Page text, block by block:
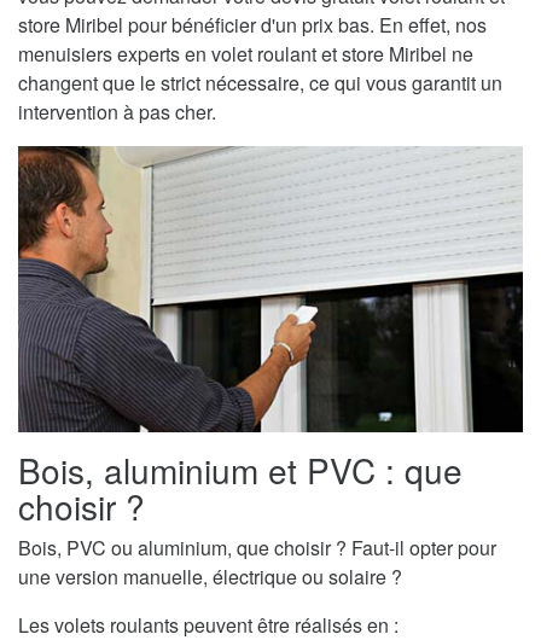
store Miribel pour bénéficier d'un prix bas. En effet, nos
menuisiers experts en volet roulant et store Miribel ne
changent que le strict nécessaire, ce qui vous garantit un
intervention à pas cher.
Bois, aluminium et PVC : que
choisir ?
Bois, PVC ou aluminium, que choisir ? Faut-il opter pour
une version manuelle, électrique ou solaire ?
Les volets roulants peuvent être réalisés en :